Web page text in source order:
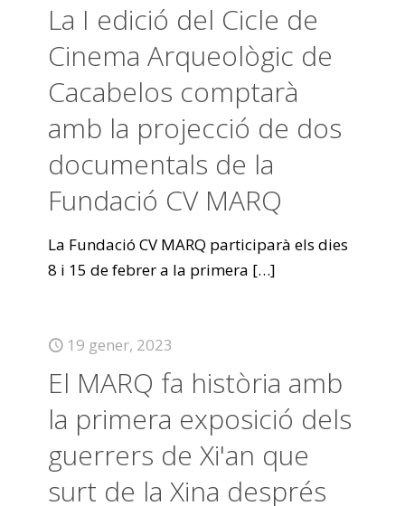
La I edició del Cicle de
Cinema Arqueològic de
Cacabelos comptarà
amb la projecció de dos
documentals de la
Fundació CV MARQ
La Fundació CV MARQ participarà els dies
8 i 15 de febrer a la primera […]
19 gener, 2023
El MARQ fa història amb
la primera exposició dels
guerrers de Xi'an que
surt de la Xina després